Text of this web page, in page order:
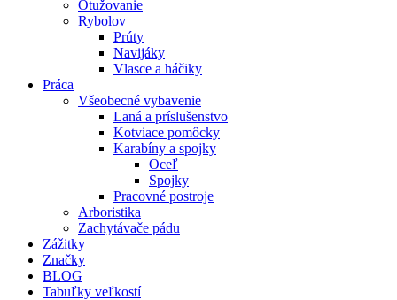
Otužovanie
Rybolov
Prúty
Navijáky
Vlasce a háčiky
Práca
Všeobecné vybavenie
Laná a príslušenstvo
Kotviace pomôcky
Karabíny a spojky
Oceľ
Spojky
Pracovné postroje
Arboristika
Zachytávače pádu
Zážitky
Značky
BLOG
Tabuľky veľkostí